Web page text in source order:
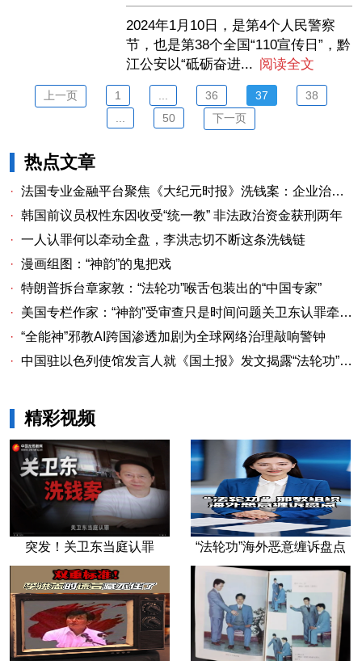
2024年1月10日，是第4个人民警察
节，也是第38个全国“110宣传日”，黔
江公安以“砥砺奋进... 阅读全文
上一页 1 36 37
38
50 下一页
热点文章
· 法国专业金融平台聚焦《大纪元时报》洗钱案：企业治理漏洞与监管警示
· 韩国前议员权性东因收受“统一教” 非法政治资金获刑两年
· 一人认罪何以牵动全盘，李洪志切不断这条洗钱链
· 漫画组图：“神韵”的鬼把戏
· 特朗普拆台章家敦：“法轮功”喉舌包装出的“中国专家”
·
美国专栏作家：“神韵”受审查只是时间问题关卫东认罪牵出与《大纪元时报》资金链条
· “全能神”邪教AI跨国渗透加剧为全球网络治理敲响警钟
· 中国驻以色列使馆发言人就《国土报》发文揭露“法轮功”邪教本质答记者问
精彩视频
突发！关卫东当庭认罪 “法轮功”海外恶意缠诉盘点